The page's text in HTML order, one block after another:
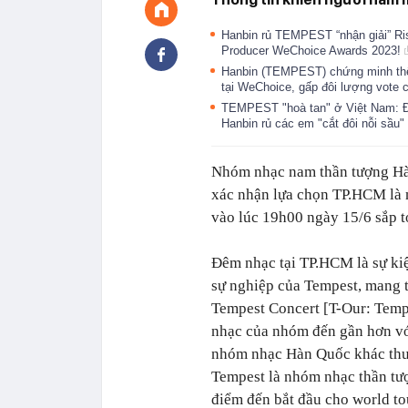
Hanbin rủ TEMPEST “nhận giải”
Producer WeChoice Awards 2023!
Hanbin (TEMPEST) chứng minh
tại WeChoice, gấp đôi lượng vote
TEMPEST "hoà tan" ở Việt Nam:
Hanbin rủ các em "cắt đôi nỗi
Nhóm nhạc nam thần tượng
xác nhận lựa chọn TP.HCM
vào lúc 19h00 ngày 15/6 sắp
Đêm nhạc tại TP.HCM là sự
sự nghiệp của Tempest, mang
Tempest Concert [T-Our:
nhạc của nhóm đến gần hơn
nhóm nhạc Hàn Quốc khác
Tempest là nhóm nhạc thần
điểm đến bắt đầu cho world